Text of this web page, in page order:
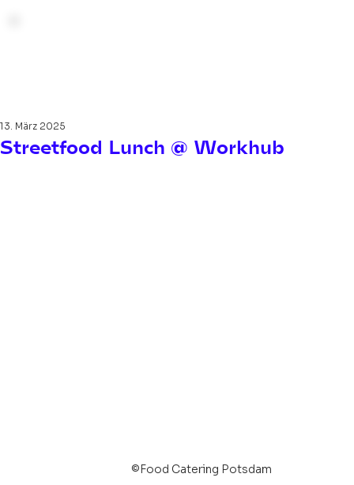
Streetfood Lunch @ Workhub
13. März 2025
©Food Catering Potsdam